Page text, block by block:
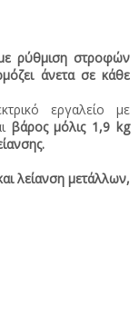
ρύθμιση στροφών
άνετα σε κάθε
εργαλείο με
βάρος μόλις 1,9 kg
λείανση μετάλλων,